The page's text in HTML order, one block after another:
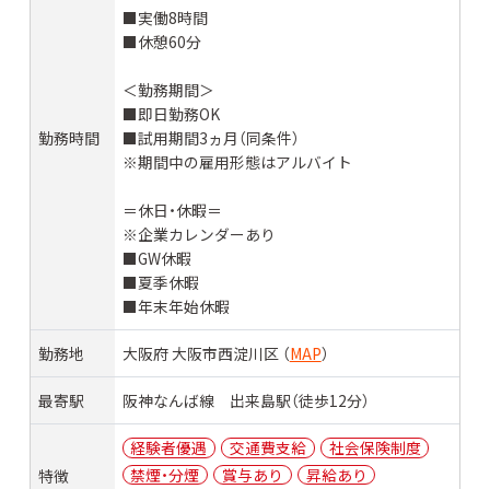
勤務時間
■実働8時間
■休憩60分
＜勤務期間＞
■即日勤務OK
■試用期間3ヵ月（同条件）
※期間中の雇用形態はアルバイト
＝休日・休暇＝
※企業カレンダーあり
■GW休暇
■夏季休暇
■年末年始休暇
勤務地 大阪府 大阪市西淀川区 （MAP）
最寄駅 阪神なんば線 出来島駅（徒歩12分）
特徴
経験者優遇 交通費支給
社会保険制度
禁煙・分煙
賞与あり
昇給あり